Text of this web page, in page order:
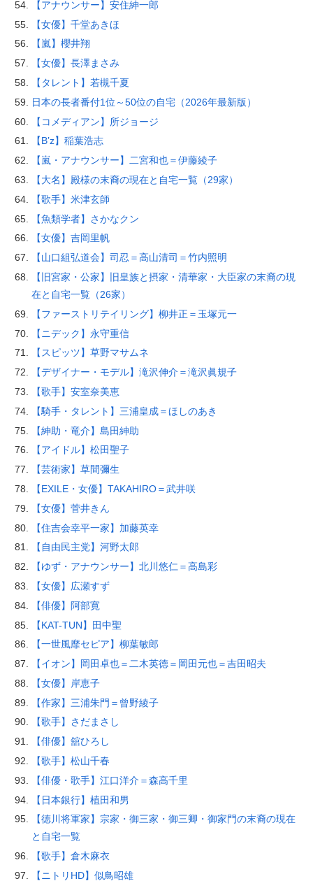
【アナウンサー】安住紳一郎
【女優】千堂あきほ
【嵐】櫻井翔
【女優】長澤まさみ
【タレント】若槻千夏
日本の長者番付1位～50位の自宅（2026年最新版）
【コメディアン】所ジョージ
【B’z】稲葉浩志
【嵐・アナウンサー】二宮和也＝伊藤綾子
【大名】殿様の末裔の現在と自宅一覧（29家）
【歌手】米津玄師
【魚類学者】さかなクン
【女優】吉岡里帆
【山口組弘道会】司忍＝高山清司＝竹内照明
【旧宮家・公家】旧皇族と摂家・清華家・大臣家の末裔の現
在と自宅一覧（26家）
【ファーストリテイリング】柳井正＝玉塚元一
【ニデック】永守重信
【スピッツ】草野マサムネ
【デザイナー・モデル】滝沢伸介＝滝沢眞規子
【歌手】安室奈美恵
【騎手・タレント】三浦皇成＝ほしのあき
【紳助・竜介】島田紳助
【アイドル】松田聖子
【芸術家】草間彌生
【EXILE・女優】TAKAHIRO＝武井咲
【女優】菅井きん
【住吉会幸平一家】加藤英幸
【自由民主党】河野太郎
【ゆず・アナウンサー】北川悠仁＝高島彩
【女優】広瀬すず
【俳優】阿部寛
【KAT-TUN】田中聖
【一世風靡セピア】柳葉敏郎
【イオン】岡田卓也＝二木英徳＝岡田元也＝吉田昭夫
【女優】岸恵子
【作家】三浦朱門＝曾野綾子
【歌手】さだまさし
【俳優】舘ひろし
【歌手】松山千春
【俳優・歌手】江口洋介＝森高千里
【日本銀行】植田和男
【徳川将軍家】宗家・御三家・御三卿・御家門の末裔の現在
と自宅一覧
【歌手】倉木麻衣
【ニトリHD】似鳥昭雄